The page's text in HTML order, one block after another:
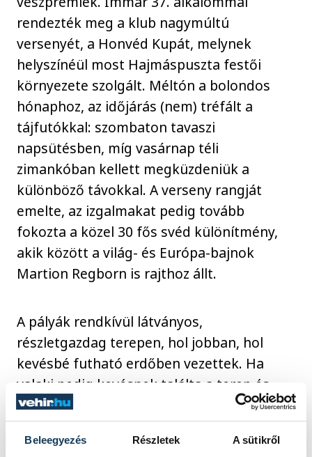
Beleegyezés Részletek A sütikről
rendezték meg a klub nagymúltú
versenyét, a Honvéd Kupát, melynek
helyszínéül most Hajmáspuszta festői
környezete szolgált. Méltón a bolondos
hónaphoz, az időjárás (nem) tréfált a
tájfutókkal: szombaton tavaszi
napsütésben, míg vasárnap téli
zimankóban kellett megküzdeniük a
különböző távokkal. A verseny rangját
emelte, az izgalmakat pedig tovább
fokozta a közel 30 fős svéd különítmény,
akik között a világ- és Európa-bajnok
Martion Regborn is rajthoz állt.
A pályák rendkívül látványos,
részletgazdag terepen, hol jobban, hol
kevésbé futható erdőben vezettek. Ha
valaki pedig kevésnek találta a terep és
időjárás által támasztott kihívást, az első
délután egyéni pontbegyűjtő versenyen is
elindulhatott. A VHS tagjai rendezőként